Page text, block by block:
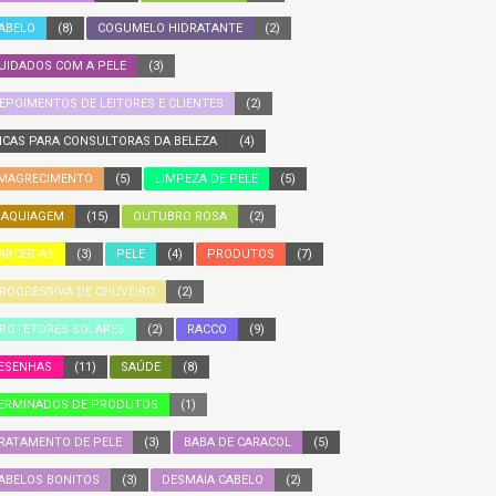
(8) COGUMELO HIDRATANTE (2)
COM A PELE (3)
DE LEITORES E CLIENTES (2)
PARA CONSULTORAS DA BELEZA (4)
(5) LIMPEZA DE PELE (5)
(15) OUTUBRO ROSA (2)
(3) PELE (4) PRODUTOS (7)
DE CHUVEIRO (2)
SOLARES (2) RACCO (9)
(11) SAÚDE (8)
DE PRODUTOS (1)
DE PELE (3) BABA DE CARACOL (5)
BONITOS (3) DESMAIA CABELO (2)